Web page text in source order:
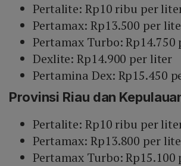
Pertalite: Rp10 ribu per
Pertamax: Rp13.500 per
Pertamax Turbo:
Dexlite: Rp14.900 per liter
Pertamina Dex: Rp15.450
Provinsi Riau dan
Pertalite: Rp10 ribu per
Pertamax: Rp13.800 per
Pertamax Turbo: